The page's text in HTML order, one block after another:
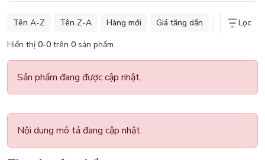
Hiển thị 0-0 trên 0 sản phẩm
Tên A-Z Tên Z-A Hàng mới Giá tăng dần Giá giảm dần
Lọc
Sản phẩm đang được cập nhật.
Nội dung mô tả đang cập nhật.